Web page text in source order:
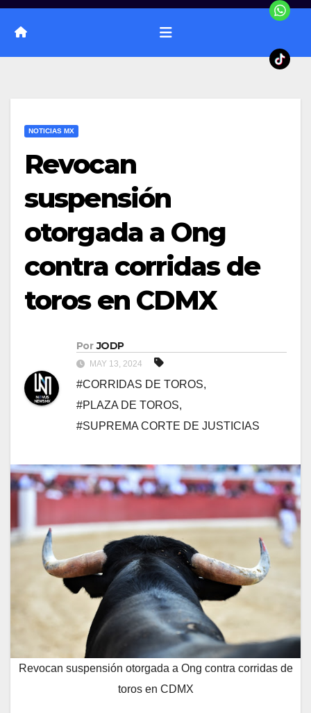
NOTICIAS MX
Revocan
suspensión
otorgada a Ong
contra corridas de
toros en CDMX
Por JODP
MAY 13, 2024
#CORRIDAS DE TOROS,
#PLAZA DE TOROS,
#SUPREMA CORTE DE JUSTICIAS
Revocan suspensión otorgada a Ong contra corridas de
toros en CDMX